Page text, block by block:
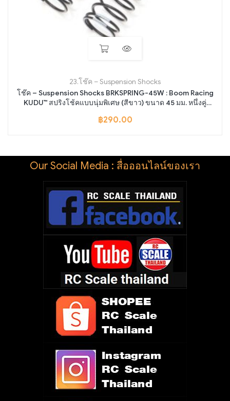
23.โช๊ค – Suspension Shocks
โช๊ค – Suspension Shocks BRKSPRING-45W : Boom Racing
KUDU™ สปริงโช้คแบบนุ่มพิเศษ (สีขาว) ขนาด 45 มม. หนึ่งคู่
฿290.00
Our Social Media : สื่อออนไลน์ของเรา